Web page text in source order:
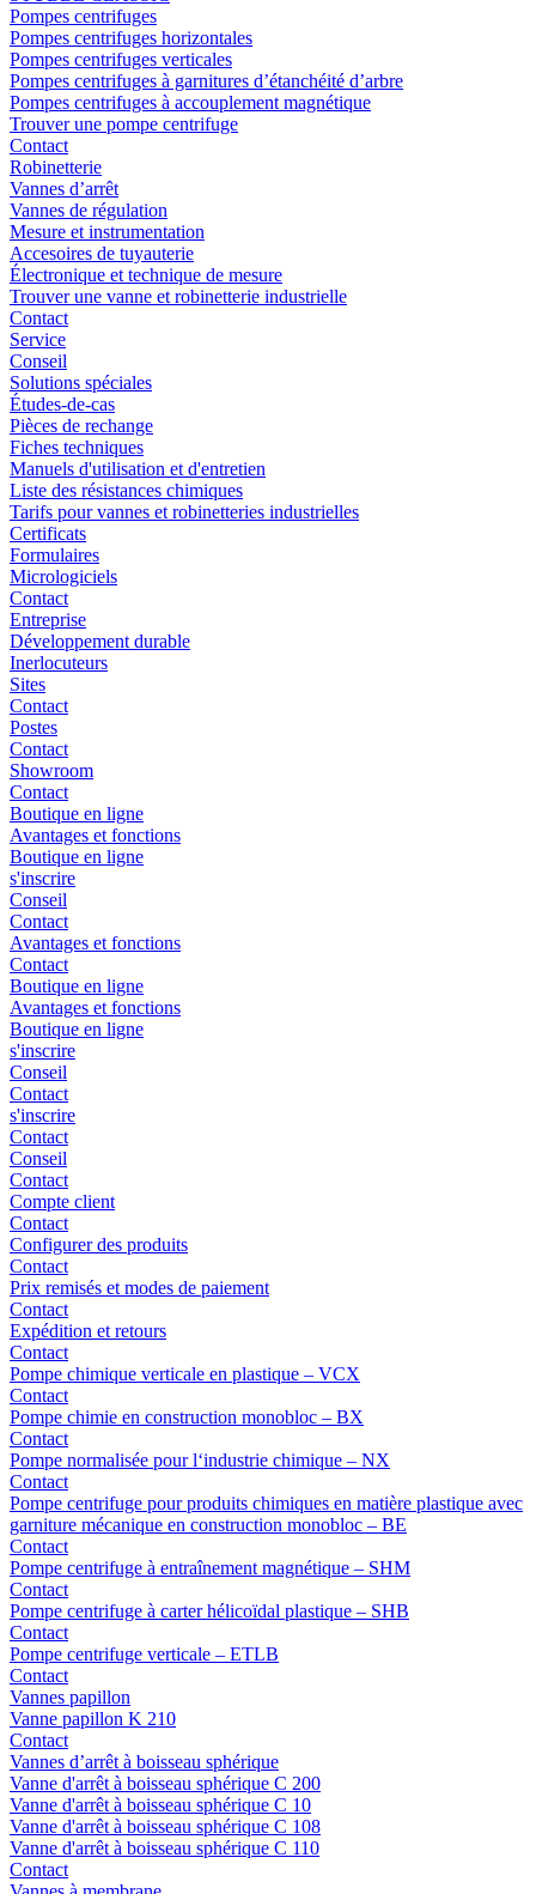
Pompes centrifuges
Pompes centrifuges horizontales
Pompes centrifuges verticales
Pompes centrifuges à garnitures d’étanchéité d’arbre
Pompes centrifuges à accouplement magnétique
Trouver une pompe centrifuge
Contact
Robinetterie
Vannes d’arrêt
Vannes de régulation
Mesure et instrumentation
Accesoires de tuyauterie
Électronique et technique de mesure
Trouver une vanne et robinetterie industrielle
Contact
Service
Conseil
Solutions spéciales
Études-de-cas
Pièces de rechange
Fiches techniques
Manuels d'utilisation et d'entretien
Liste des résistances chimiques
Tarifs pour vannes et robinetteries industrielles
Certificats
Formulaires
Micrologiciels
Contact
Entreprise
Développement durable
Inerlocuteurs
Sites
Contact
Postes
Contact
Showroom
Contact
Boutique en ligne
Avantages et fonctions
Boutique en ligne
s'inscrire
Conseil
Contact
Avantages et fonctions
Contact
Boutique en ligne
Avantages et fonctions
Boutique en ligne
s'inscrire
Conseil
Contact
s'inscrire
Contact
Conseil
Contact
Compte client
Contact
Configurer des produits
Contact
Prix remisés et modes de paiement
Contact
Expédition et retours
Contact
Pompe chimique verticale en plastique – VCX
Contact
Pompe chimie en construction monobloc – BX
Contact
Pompe normalisée pour l‘industrie chimique – NX
Contact
Pompe centrifuge pour produits chimiques en matière plastique avec
garniture mécanique en construction monobloc – BE
Contact
Pompe centrifuge à entraînement magnétique – SHM
Contact
Pompe centrifuge à carter hélicoïdal plastique – SHB
Contact
Pompe centrifuge verticale – ETLB
Contact
Vannes papillon
Vanne papillon K 210
Contact
Vannes d’arrêt à boisseau sphérique
Vanne d'arrêt à boisseau sphérique C 200
Vanne d'arrêt à boisseau sphérique C 10
Vanne d'arrêt à boisseau sphérique C 108
Vanne d'arrêt à boisseau sphérique C 110
Contact